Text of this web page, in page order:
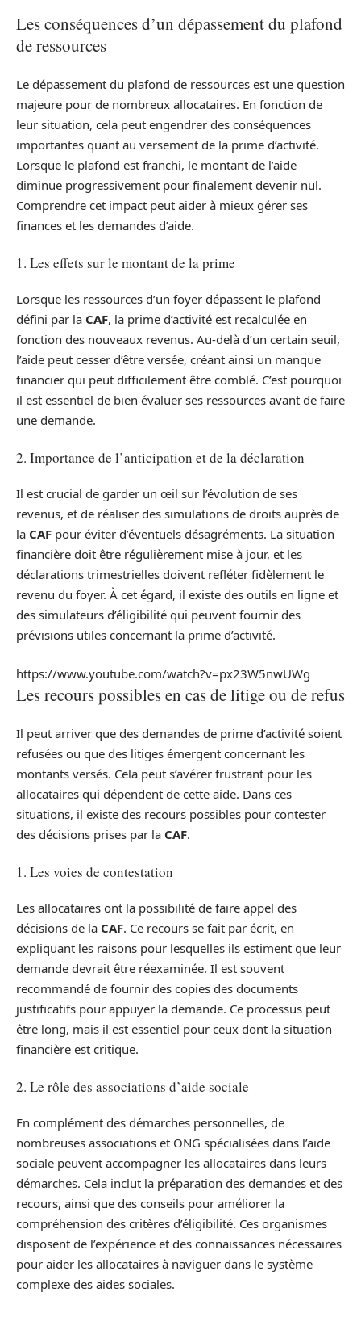
Les conséquences d’un dépassement du plafond
de ressources
Le dépassement du plafond de ressources est une question
majeure pour de nombreux allocataires. En fonction de
leur situation, cela peut engendrer des conséquences
importantes quant au versement de la prime d’activité.
Lorsque le plafond est franchi, le montant de l’aide
diminue progressivement pour finalement devenir nul.
Comprendre cet impact peut aider à mieux gérer ses
finances et les demandes d’aide.
1. Les effets sur le montant de la prime
Lorsque les ressources d’un foyer dépassent le plafond
défini par la CAF, la prime d’activité est recalculée en
fonction des nouveaux revenus. Au-delà d’un certain seuil,
l’aide peut cesser d’être versée, créant ainsi un manque
financier qui peut difficilement être comblé. C’est pourquoi
il est essentiel de bien évaluer ses ressources avant de faire
une demande.
2. Importance de l’anticipation et de la déclaration
Il est crucial de garder un œil sur l’évolution de ses
revenus, et de réaliser des simulations de droits auprès de
la CAF pour éviter d’éventuels désagréments. La situation
financière doit être régulièrement mise à jour, et les
déclarations trimestrielles doivent refléter fidèlement le
revenu du foyer. À cet égard, il existe des outils en ligne et
des simulateurs d’éligibilité qui peuvent fournir des
prévisions utiles concernant la prime d’activité.
https://www.youtube.com/watch?v=px23W5nwUWg
Les recours possibles en cas de litige ou de refus
Il peut arriver que des demandes de prime d’activité soient
refusées ou que des litiges émergent concernant les
montants versés. Cela peut s’avérer frustrant pour les
allocataires qui dépendent de cette aide. Dans ces
situations, il existe des recours possibles pour contester
des décisions prises par la CAF.
1. Les voies de contestation
Les allocataires ont la possibilité de faire appel des
décisions de la CAF. Ce recours se fait par écrit, en
expliquant les raisons pour lesquelles ils estiment que leur
demande devrait être réexaminée. Il est souvent
recommandé de fournir des copies des documents
justificatifs pour appuyer la demande. Ce processus peut
être long, mais il est essentiel pour ceux dont la situation
financière est critique.
2. Le rôle des associations d’aide sociale
En complément des démarches personnelles, de
nombreuses associations et ONG spécialisées dans l’aide
sociale peuvent accompagner les allocataires dans leurs
démarches. Cela inclut la préparation des demandes et des
recours, ainsi que des conseils pour améliorer la
compréhension des critères d’éligibilité. Ces organismes
disposent de l’expérience et des connaissances nécessaires
pour aider les allocataires à naviguer dans le système
complexe des aides sociales.